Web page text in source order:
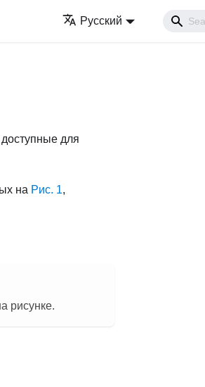
Русский
для
на Рис. 1,
рисунке.